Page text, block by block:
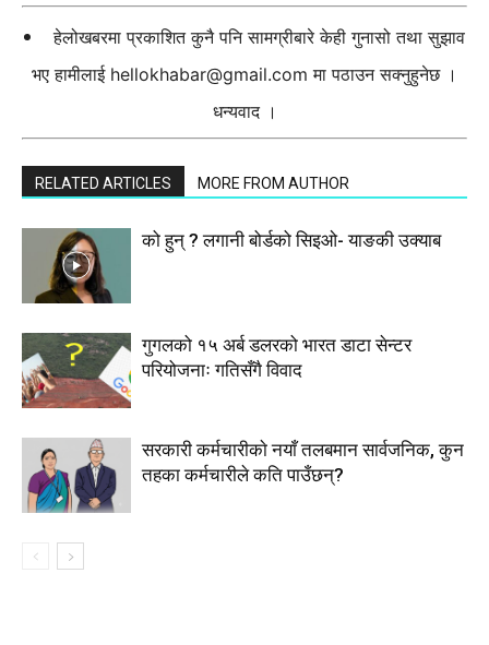
हेलोखबरमा प्रकाशित कुनै पनि सामग्रीबारे केही गुनासो तथा सुझाव
भए हामीलाई hellokhabar@gmail.com मा पठाउन सक्नुहुनेछ ।
धन्यवाद ।
RELATED ARTICLES MORE FROM AUTHOR
को हुन् ? लगानी बोर्डको सिइओ- याङकी उक्याब
गुगलको १५ अर्ब डलरको भारत डाटा सेन्टर
परियोजनाः गतिसँगै विवाद
सरकारी कर्मचारीकाे नयाँ तलबमान सार्वजनिक, कुन
तहका कर्मचारीले कति पाउँछन्?